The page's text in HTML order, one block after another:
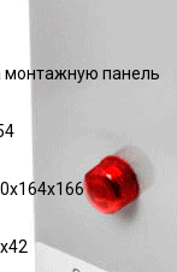
монтажную панель